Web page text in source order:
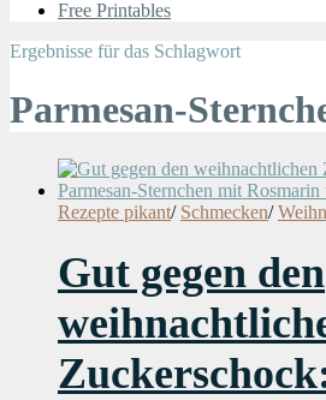
Free Printables
Ergebnisse für das Schlagwort
Parmesan-
Rezepte pikant/ Schmecken/
Gut gegen den